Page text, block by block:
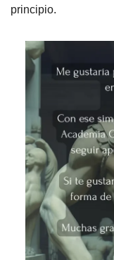
principio.